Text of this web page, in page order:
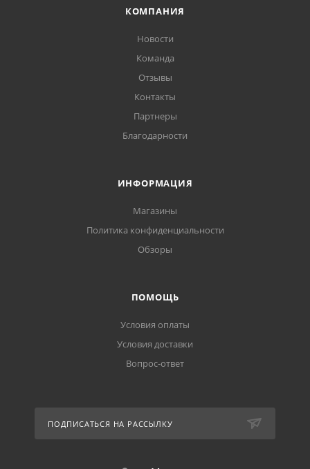
КОМПАНИЯ
Новости
Команда
Отзывы
Контакты
Партнеры
Благодарности
ИНФОРМАЦИЯ
Магазины
Политика конфиденциальности
Обзоры
ПОМОЩЬ
Условия оплаты
Условия доставки
Вопрос-ответ
ПОДПИСАТЬСЯ НА РАССЫЛКУ